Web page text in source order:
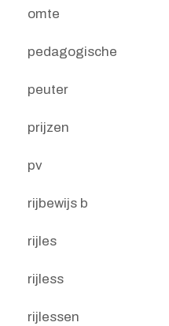
omte
pedagogische
peuter
prijzen
pv
rijbewijs b
rijles
rijless
rijlessen